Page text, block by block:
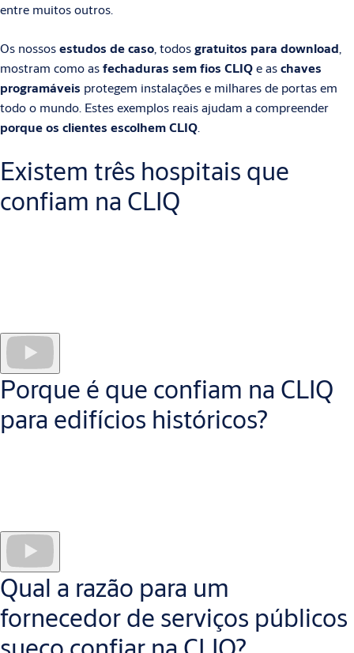
entre muitos outros.
Os nossosestudos de caso, todosgratuitos para download,
mostram como asfechaduras sem fios CLIQe aschaves
programáveis protegem instalações e milhares de portas em
todo o mundo. Estes exemplos reais ajudam a compreender
porque os clientes escolhem CLIQ.
Existem três hospitais que
confiam na CLIQ
cuidadosem todo o mundo.
Porque é que confiam na CLIQ
para edifícios históricos?
flexível e sem fios.
Qual a razão para um
fornecedor de serviços públicos